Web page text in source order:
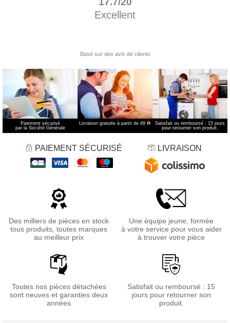
Paiement sécurisé
par la Société Générale
Livraison gratuite à partir de 49 €*
Satisfait ou remboursé : 15 jours
pour retourner son produit.
PAIEMENT SÉCURISÉ LIVRAISON
Des milliers de pièces en stock
tous produits, toutes marques
au meilleur prix
Une équipe jeune, formée
à votre service pour vous aider
à trouver votre pièce
Toutes nos pièces détachées
sont neuves et garanties deux
années
Satisfait ou remboursé : 15
jours pour retourner son
produit.